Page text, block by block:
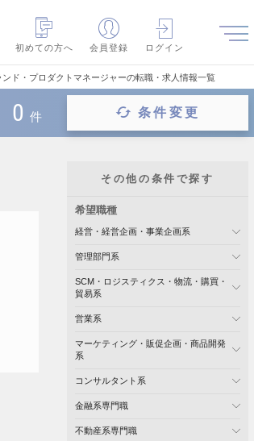
初めての方へ
会員登録 ログイン
ド・プロダクトマネージャーの転職・求人情報一覧
0 件 条件変更
その他の条件で探す
希望職種
経営・経営企画・事業企画系
管理部門系
SCM・ロジスティクス・物流・購買・
貿易系
営業系
マーケティング・販促企画・商品開発
系
コンサルタント系
金融系専門職
不動産系専門職